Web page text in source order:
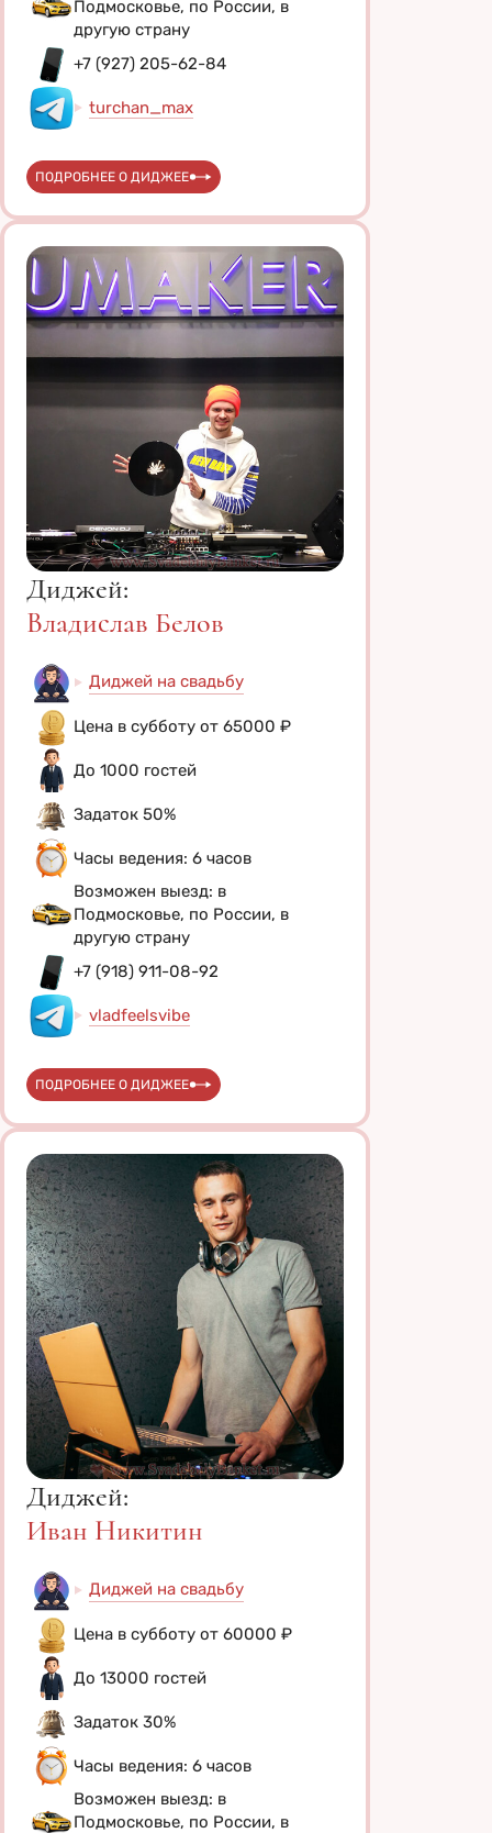
Подмосковье, по России, в
другую страну
+7 (927) 205-62-84
turchan_max
ПОДРОБНЕЕ О ДИДЖЕЕ
Диджей:
Владислав Белов
Диджей на свадьбу
Цена в субботу от 65000 ₽
До 1000 гостей
Задаток 50%
Часы ведения: 6 часов
Возможен выезд: в
Подмосковье, по России, в
другую страну
+7 (918) 911-08-92
vladfeelsvibe
ПОДРОБНЕЕ О ДИДЖЕЕ
Диджей:
Иван Никитин
Диджей на свадьбу
Цена в субботу от 60000 ₽
До 13000 гостей
Задаток 30%
Часы ведения: 6 часов
Возможен выезд: в
Подмосковье, по России, в